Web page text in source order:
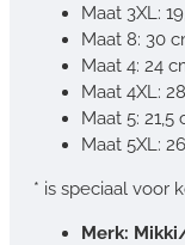
Maat 3XL:
Maat 8: 30
Maat 4: 24
Maat 4XL:
Maat 5: 21,5
Maat 5XL:
* is speciaal voor
Merk: